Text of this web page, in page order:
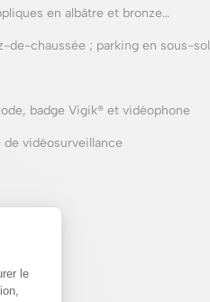
en albâtre et bronze…
de-chaussée ; parking en sous-sol
badge Vigik® et vidéophone
de vidéosurveillance